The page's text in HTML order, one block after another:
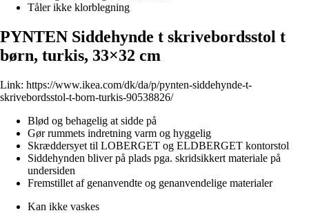
Tåler ikke klorblegning
PYNTEN Siddehynde t skrivebordsstol t
børn, turkis, 33×32 cm
Link: https://www.ikea.com/dk/da/p/pynten-siddehynde-t-
skrivebordsstol-t-born-turkis-90538826/
Blød og behagelig at sidde på
Gør rummets indretning varm og hyggelig
Skræddersyet til LOBERGET og ELDBERGET kontorstol
Siddehynden bliver på plads pga. skridsikkert materiale på
undersiden
Fremstillet af genanvendte og genanvendelige materialer
Kan ikke vaskes